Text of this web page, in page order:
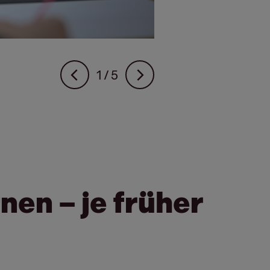
2 / 5
– je früher